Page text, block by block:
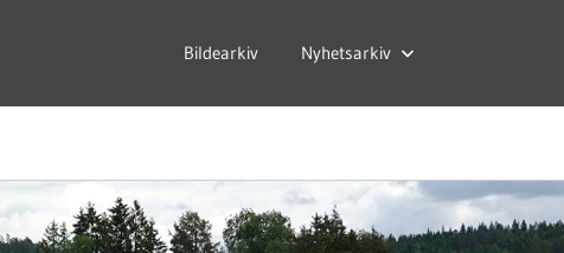
Bildearkiv Nyhetsarkiv